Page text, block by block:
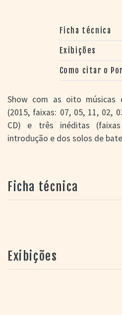
Ficha técnica
Exibições
Como citar o
Show com as oito músicas
(2015, faixas: 07, 05, 11, 02,
CD) e três inéditas
introdução e dos solos de
Ficha técnica
Exibições